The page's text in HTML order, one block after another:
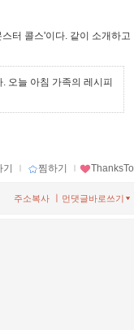
터 콜스'이다. 같이 소개하고
오늘 아침 가족의 레시피
ｌ 찜하기 ｌ ThanksTo
먼댓글바로쓰기
주소복사